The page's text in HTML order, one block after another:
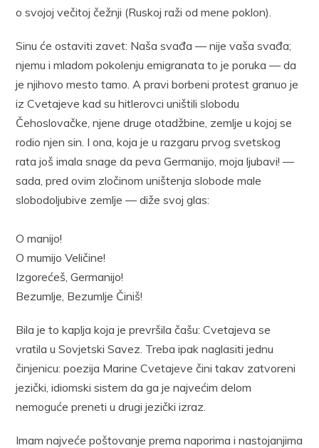
o svojoj večitoj čežnji (Ruskoj raži od mene poklon).
Sinu će ostaviti zavet: Naša svađa — nije vaša svađa;
njemu i mladom pokolenju emigranata to je poruka — da
je njihovo mesto tamo. A pravi borbeni protest granuo je
iz Cvetajeve kad su hitlerovci uništili slobodu
Čehoslovačke, njene druge otadžbine, zemlje u kojoj se
rodio njen sin. I ona, koja je u razgaru prvog svetskog
rata još imala snage da peva Germanijo, moja ljubavi! —
sada, pred ovim zločinom uništenja slobode male
slobodoljubive zemlje — diže svoj glas:
O manijo!
O mumijo Veličine!
Izgorećeš, Germanijo!
Bezumlje, Bezumlje Činiš!
Bila je to kaplja koja je prevršila čašu: Cvetajeva se
vratila u Sovjetski Savez. Treba ipak naglasiti jednu
činjenicu: poezija Marine Cvetajeve čini takav zatvoreni
jezički, idiomski sistem da ga je najvećim delom
nemoguće preneti u drugi jezički izraz.
Imam najveće poštovanje prema naporima i nastojanjima